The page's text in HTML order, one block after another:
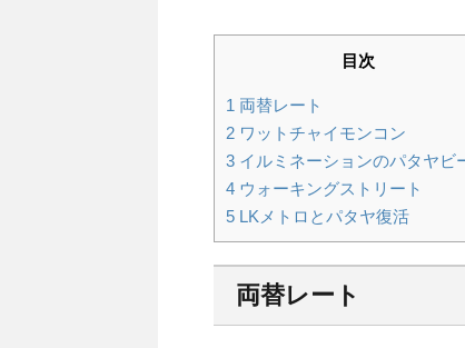
目次
1 両替レート
2 ワットチャイモンコン
3 イルミネーションのパタヤビ
4 ウォーキングストリート
5 LKメトロとパタヤ復活
両替レート